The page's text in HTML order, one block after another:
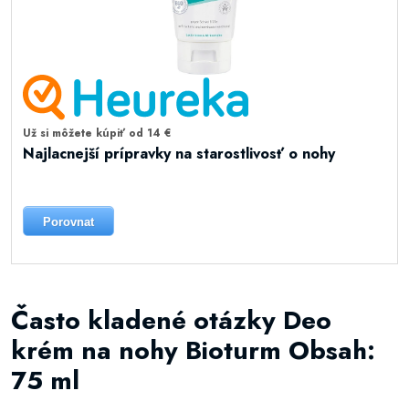
Už si môžete kúpiť od 14 €
Najlacnejší prípravky na starostlivosť o nohy
Porovnat
Často kladené otázky Deo
krém na nohy Bioturm Obsah:
75 ml